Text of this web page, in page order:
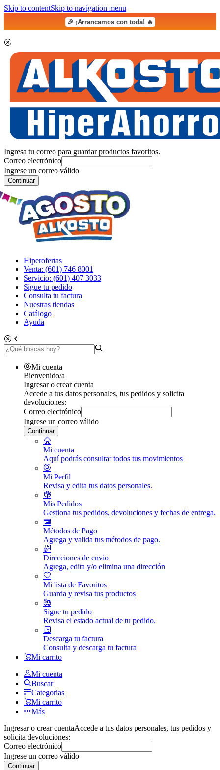
Skip to contentSkip to navigation menu
🎉 ¡Arrancamos con toda! 🔥
Ingresa tu correo para guardar productos favoritos.
Correo electrónico
Ingrese un correo válido
Continuar
Hiperofertas
Venta: (601) 746 8001
Servicio: (601) 407 3033
Sigue tu pedido
Consulta tu factura
Nuestras tiendas
Catálogo
Ayuda
Mi cuenta
Bienvenido/a
Ingresar o crear cuenta
Accede a tus datos personales, tus pedidos y solicita
devoluciones:
Correo electrónico
Ingrese un correo válido
Continuar
Mi cuenta
Aquí podrás consultar todos tus movimientos
Mi Perfil
Revisa y edita tus datos personales.
Mis Pedidos
Gestiona tus pedidos, devoluciones y fechas de entrega.
Métodos de Pago
Agrega y valida tus métodos de pago.
Direcciones de envio
Agrega, edita y/o elimina una dirección
Mi lista de Favoritos
Guarda y revisa tus productos
Sigue tu pedido
Revisa el estado actual de tu pedido.
Descarga tu factura
Consulta y descarga tu factura
Mi carrito
Mi cuenta
Buscar
Categorías
Mi carrito
Más
Ingresar o crear cuentaAccede a tus datos personales, tus pedidos y
solicita devoluciones:
Correo electrónico
Ingrese un correo válido
Continuar